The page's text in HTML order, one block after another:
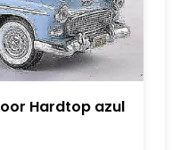
Hardtop azul